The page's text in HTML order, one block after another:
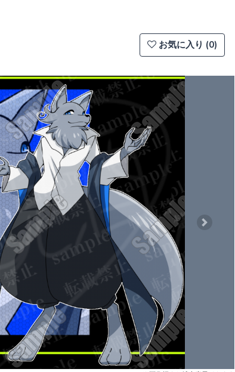
お気に入り (0)
Next